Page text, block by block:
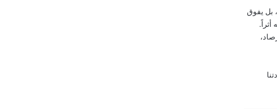
بل يفوق